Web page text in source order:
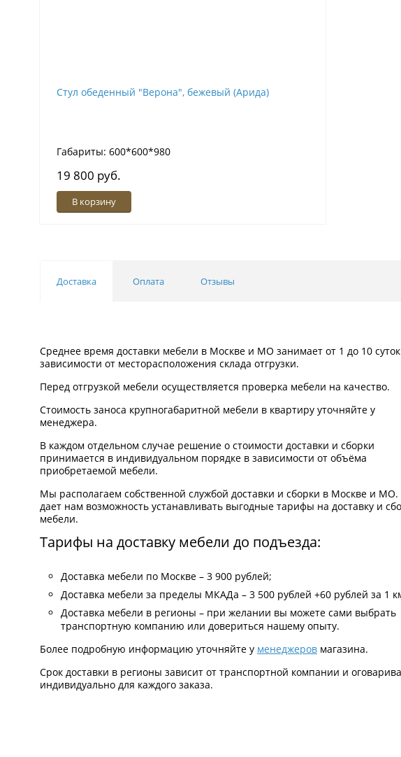
Стул обеденный "Верона", бежевый (Арида)
Габариты: 600*600*980
19 800 руб.
В корзину
Доставка Оплата Отзывы
Среднее время доставки мебели в Москве и МО занимает от 1 до 10
зависимости от месторасположения склада отгрузки.
Перед отгрузкой мебели осуществляется проверка мебели на качество.
Стоимость заноса крупногабаритной мебели в квартиру уточняйте у
менеджера.
В каждом отдельном случае решение о стоимости доставки и сборки
принимается в индивидуальном порядке в зависимости от объёма
приобретаемой мебели.
Мы располагаем собственной службой доставки и сборки в Москве и МО.
дает нам возможность устанавливать выгодные тарифы на доставку и
мебели.
Тарифы на доставку мебели до подъезда:
Доставка мебели по Москве – 3 900 рублей;
Доставка мебели за пределы МКАДа – 3 500 рублей +60 рублей за 1
Доставка мебели в регионы – при желании вы можете сами выбрать
транспортную компанию или довериться нашему опыту.
Более подробную информацию уточняйте у менеджеров магазина.
Срок доставки в регионы зависит от транспортной компании и
индивидуально для каждого заказа.